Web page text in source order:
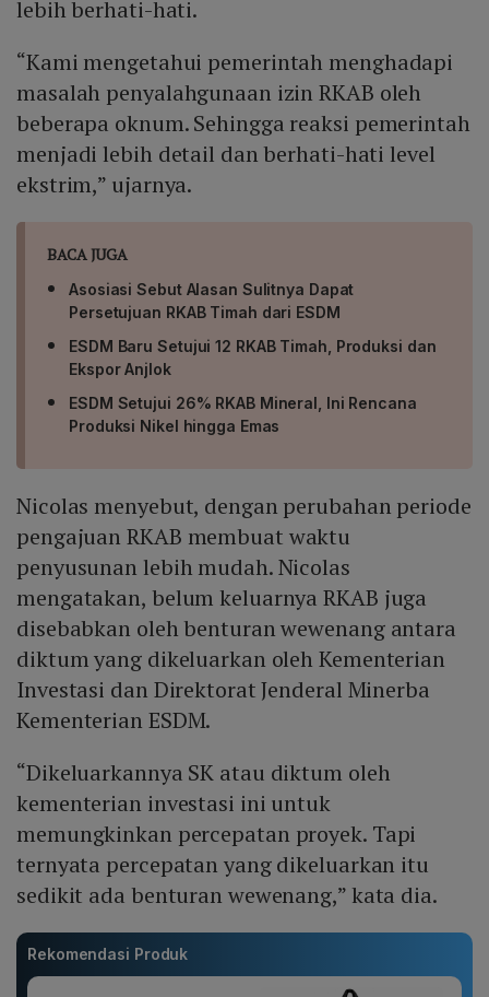
lebih berhati-hati.
“Kami mengetahui pemerintah menghadapi
masalah penyalahgunaan izin RKAB oleh
beberapa oknum. Sehingga reaksi pemerintah
menjadi lebih detail dan berhati-hati level
ekstrim,” ujarnya.
BACA JUGA
Asosiasi Sebut Alasan Sulitnya Dapat
Persetujuan RKAB Timah dari ESDM
ESDM Baru Setujui 12 RKAB Timah, Produksi dan
Ekspor Anjlok
ESDM Setujui 26% RKAB Mineral, Ini Rencana
Produksi Nikel hingga Emas
Nicolas menyebut, dengan perubahan periode
pengajuan RKAB membuat waktu
penyusunan lebih mudah. Nicolas
mengatakan, belum keluarnya RKAB juga
disebabkan oleh benturan wewenang antara
diktum yang dikeluarkan oleh Kementerian
Investasi dan Direktorat Jenderal Minerba
Kementerian ESDM.
“Dikeluarkannya SK atau diktum oleh
kementerian investasi ini untuk
memungkinkan percepatan proyek. Tapi
ternyata percepatan yang dikeluarkan itu
sedikit ada benturan wewenang,” kata dia.
Rekomendasi Produk